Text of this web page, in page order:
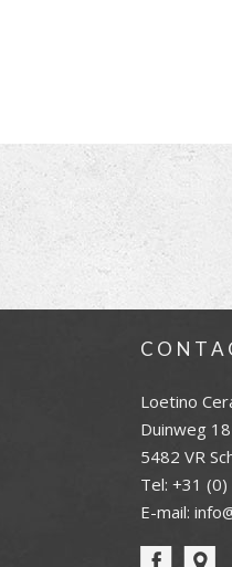
Loetino
Duinweg 18
5482 VR
Tel: +31
E-mail: